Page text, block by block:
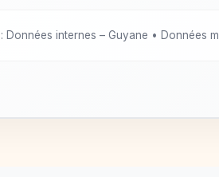
Données internes – Guyane • Données